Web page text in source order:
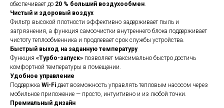
обеспечивает до 20 % больший воздухообмен.
Чистый и здоровый воздух
Фильтр высокой плотности эффективно задерживает пыль и
загрязнения, а функция самоочистки внутреннего блока поддерживает
чистоту теплообменника и продлевает срок службы устройства.
Быстрый выход на заданную температуру
Функция «Турбо-запуск» позволяет максимально быстро достичь
комфортной температуры в помещении.
Удобное управление
Поддержка Wi-Fi дает возможность управлять тепловым насосом через
мобильное приложение — просто, интуитивно и из любой точки.
Премиальный дизайн